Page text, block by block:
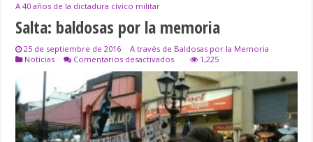
A 40 años de la dictadura cívico militar
Salta: baldosas por la memoria
25 de septiembre de 2016
A través de Baldosas por la Memoria
Noticias
Comentarios desactivadosen
Salta:
baldosas
por
la
memoria
1,225